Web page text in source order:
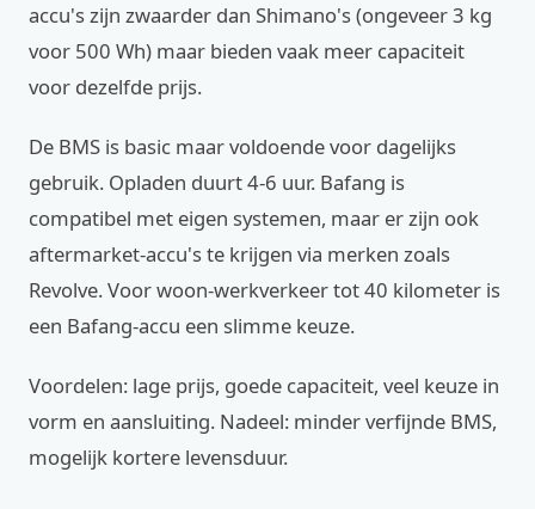
accu's zijn zwaarder dan Shimano's (ongeveer 3 kg
voor 500 Wh) maar bieden vaak meer capaciteit
voor dezelfde prijs.
De BMS is basic maar voldoende voor dagelijks
gebruik. Opladen duurt 4-6 uur. Bafang is
compatibel met eigen systemen, maar er zijn ook
aftermarket-accu's te krijgen via merken zoals
Revolve. Voor woon-werkverkeer tot 40 kilometer is
een Bafang-accu een slimme keuze.
Voordelen: lage prijs, goede capaciteit, veel keuze in
vorm en aansluiting. Nadeel: minder verfijnde BMS,
mogelijk kortere levensduur.